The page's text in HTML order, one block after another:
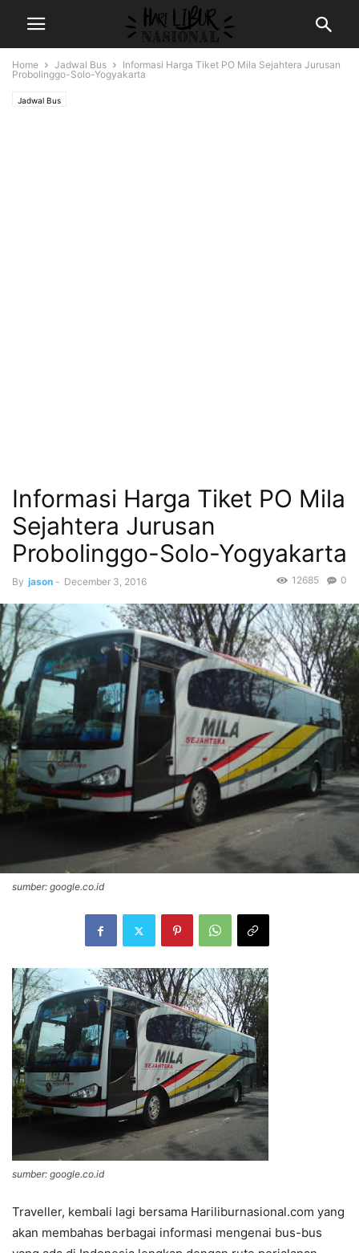
Home Jadwal Bus
Informasi Harga Tiket PO Mila Sejahtera Jurusan
Probolinggo-Solo-Yogyakarta
Jadwal Bus
Informasi Harga Tiket PO Mila
Sejahtera Jurusan
Probolinggo-Solo-Yogyakarta
By jason - December 3, 2016 0
12685
sumber: google.co.id
sumber: google.co.id
Traveller, kembali lagi bersama Hariliburnasional.com yang
akan membahas berbagai informasi mengenai bus-bus